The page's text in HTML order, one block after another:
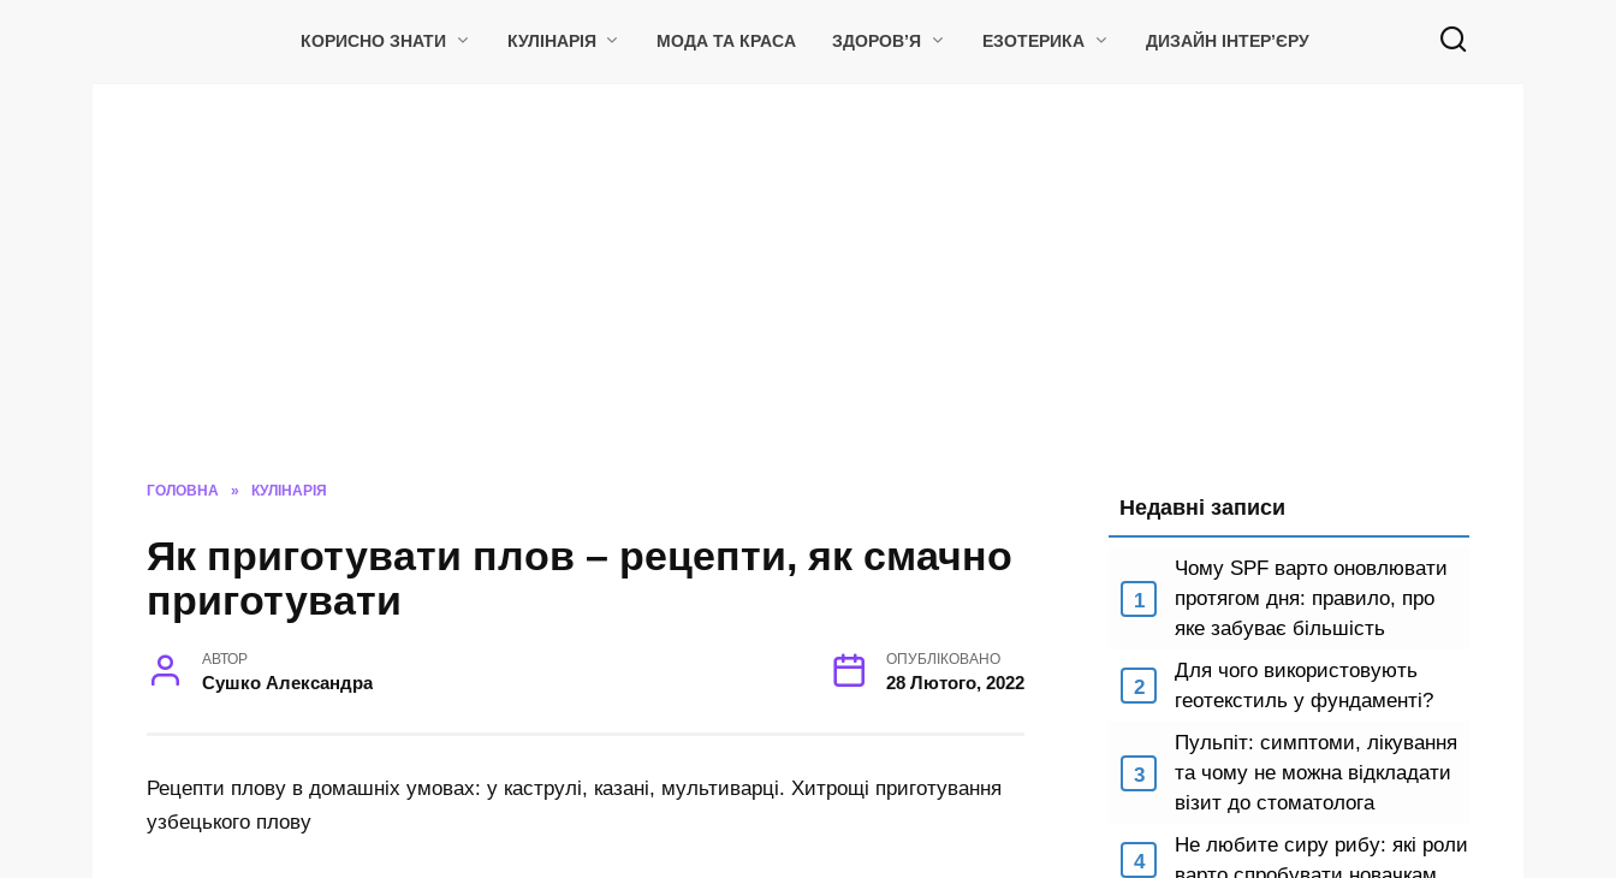
КОРИСНО ЗНАТИ КУЛІНАРІЯ МОДА ТА КРАСА ЗДОРОВ’Я ЕЗОТЕРИКА ДИЗАЙН ІНТЕР’ЄРУ
ГОЛОВНА » КУЛІНАРІЯ
Як приготувати плов – рецепти, як смачно
приготувати
АВТОР
Сушко Александра
ОПУБЛІКОВАНО
28 Лютого, 2022
Рецепти плову в домашніх умовах: у каструлі, казані, мультиварці. Хитрощі приготування
узбецького плову
Недавні записи
Чому SPF варто оновлювати
протягом дня: правило, про
яке забуває більшість
Для чого використовують
геотекстиль у фундаменті?
Пульпіт: симптоми, лікування
та чому не можна відкладати
візит до стоматолога
Не любите сиру рибу: які роли